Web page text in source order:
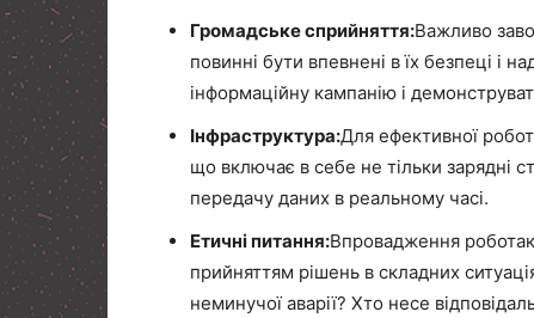
Громадське сприйняття:Важливо
повинні бути впевнені в їх безпеці і
інформаційну кампанію і
Інфраструктура:Для ефективної
що включає в себе не тільки зарядні
передачу даних в реальному часі.
Етичні питання:Впровадження
прийняттям рішень в складних
неминучої аварії? Хто несе